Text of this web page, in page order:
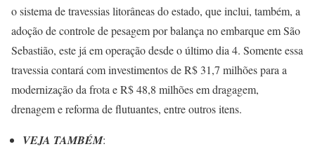
o sistema de travessias litorâneas do estado, que inclui, também, a
adoção de controle de pesagem por balança no embarque em São
Sebastião, este já em operação desde o último dia 4. Somente essa
travessia contará com investimentos de R$ 31,7 milhões para a
modernização da frota e R$ 48,8 milhões em dragagem,
drenagem e reforma de flutuantes, entre outros itens.
VEJA TAMBÉM: